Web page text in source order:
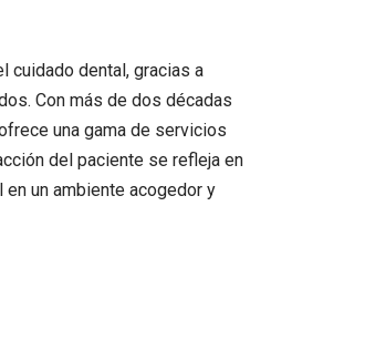
cuidado dental, gracias a
Con más de dos décadas
una gama de servicios
del paciente se refleja en
un ambiente acogedor y